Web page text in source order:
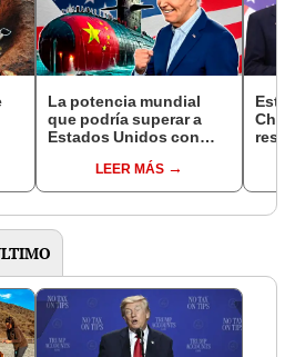
La potencia mundial
que podría superar a
Estados Unidos con
no es Rusia
LEER MÁS